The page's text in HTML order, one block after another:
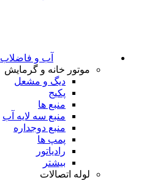
آب و فاضلاب
موتور خانه و گرمایش
دیگ و مشعل
پکیج
منبع ها
منبع سه لایه آب
منبع دوجداره
پمپ ها
رادیاتور
بیشتر
لوله اتصالات